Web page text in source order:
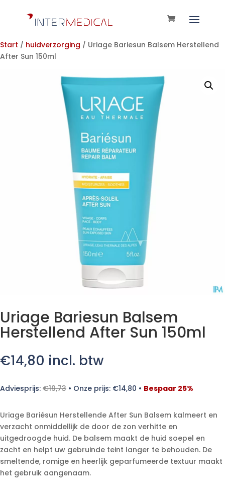
Start / huidverzorging / Uriage Bariesun Balsem Herstellend
After Sun 150ml
Uriage Bariesun Balsem
Herstellend After Sun 150ml
€14,80 incl. btw
Adviesprijs: €19,73 • Onze prijs: €14,80 • Bespaar 25%
Uriage Bariésun Herstellende After Sun Balsem kalmeert en
verzacht onmiddellijk de door de zon verhitte en
uitgedroogde huid. De balsem maakt de huid soepel en
zacht en helpt uw gebruinde teint langer te behouden. De
smeltende, romige en heerlijk geparfumeerde textuur maakt
het gebruik aangenaam.